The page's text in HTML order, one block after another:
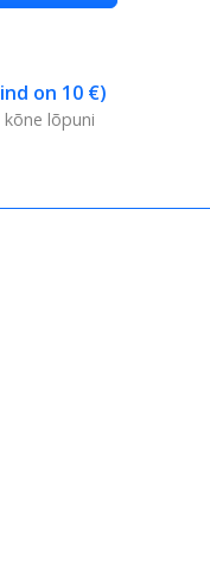
on 10 €)
lõpuni